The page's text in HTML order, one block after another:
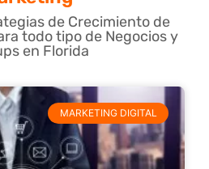
de Crecimiento de
todo tipo de Negocios y
en Florida
MARKETING DIGITAL